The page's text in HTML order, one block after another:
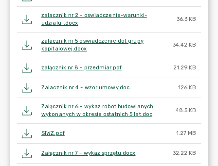
zalacznik nr 2 - oswiadczenie-warunki-
udzialu-.docx
36.3 KB
zalacznik nr 5 oswiadczenie dot grupy
kapitalowej.docx
34.42 KB
załącznik nr 8 - przedmiar.pdf 21.29 KB
Zalacznik nr 4 - wzor umowy.doc 126 KB
Zalącznik nr 6 - wykaz robot budowlanych
wykonanych w okresie ostatnich 5 lat.doc
48.5 KB
SIWZ.pdf 1.27 MB
Załącznik nr 7 - wykaz sprzętu.docx 32.22 KB